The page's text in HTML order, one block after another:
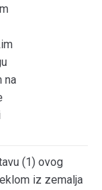
na
(1) ovog
iz zemalja